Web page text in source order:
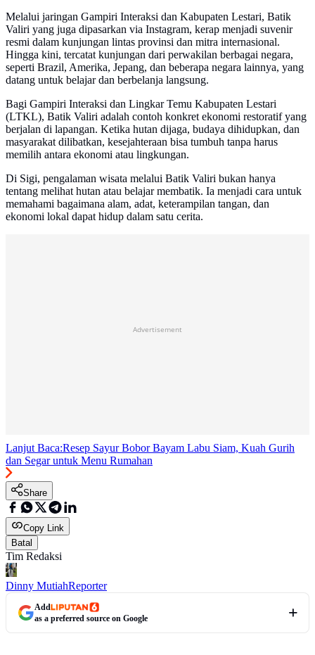
Melalui jaringan Gampiri Interaksi dan Kabupaten Lestari, Batik
Valiri yang juga dipasarkan via Instagram, kerap menjadi suvenir
resmi dalam kunjungan lintas provinsi dan mitra internasional.
Hingga kini, tercatat kunjungan dari perwakilan berbagai negara,
seperti Brazil, Amerika, Jepang, dan beberapa negara lainnya, yang
datang untuk belajar dan berbelanja langsung.
Bagi Gampiri Interaksi dan Lingkar Temu Kabupaten Lestari
(LTKL), Batik Valiri adalah contoh konkret ekonomi restoratif yang
berjalan di lapangan. Ketika hutan dijaga, budaya dihidupkan, dan
masyarakat dilibatkan, kesejahteraan bisa tumbuh tanpa harus
memilih antara ekonomi atau lingkungan.
Di Sigi, pengalaman wisata melalui Batik Valiri bukan hanya
tentang melihat hutan atau belajar membatik. Ia menjadi cara untuk
memahami bagaimana alam, adat, keterampilan tangan, dan
ekonomi lokal dapat hidup dalam satu cerita.
Advertisement
Lanjut Baca:Resep Sayur Bobor Bayam Labu Siam, Kuah Gurih
dan Segar untuk Menu Rumahan
Share
Copy Link
Batal
Tim Redaksi
Dinny MutiahReporter
Add
as a preferred source on Google